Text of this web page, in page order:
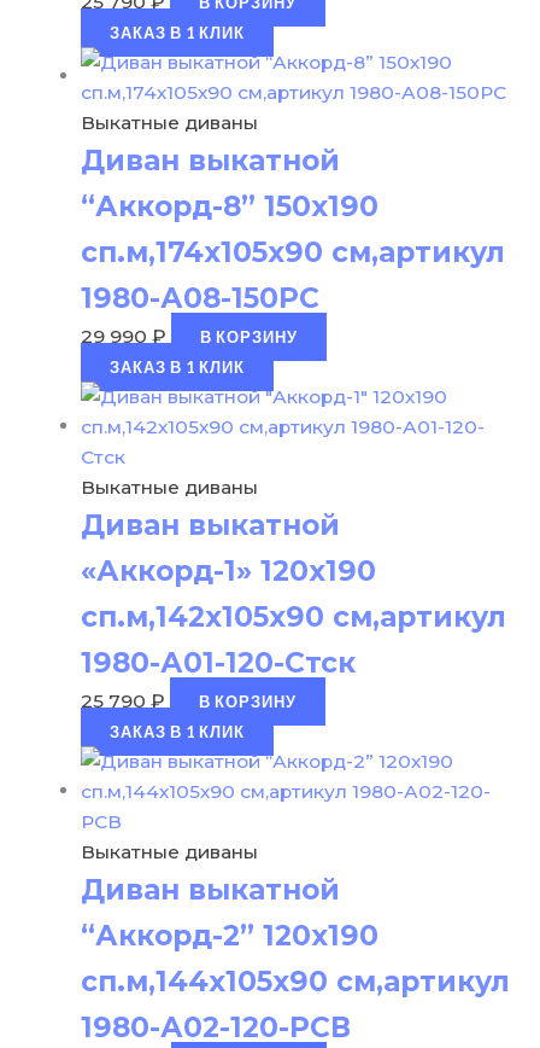
ЗАКАЗ В 1 КЛИК
Выкатные диваны
Диван выкатной
“Аккорд-8” 150х190
сп.м,174х105х90 см,артикул
1980-А08-150РС
29 990 ₽
В КОРЗИНУ
ЗАКАЗ В 1 КЛИК
Выкатные диваны
Диван выкатной
«Аккорд-1» 120х190
сп.м,142х105х90 см,артикул
1980-А01-120-Стск
25 790 ₽
В КОРЗИНУ
ЗАКАЗ В 1 КЛИК
Выкатные диваны
Диван выкатной
“Аккорд-2” 120х190
сп.м,144х105х90 см,артикул
1980-А02-120-РСВ